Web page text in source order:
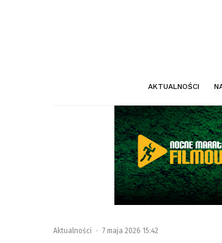
AKTUALNOŚCI
Aktualności · 7 maja 2026 15:42